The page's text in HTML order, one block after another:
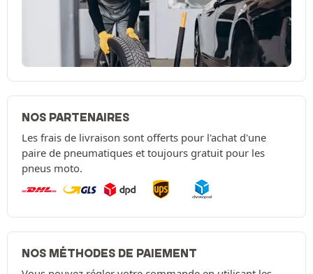
NOS PARTENAIRES
Les frais de livraison sont offerts pour l'achat d'une
paire de pneumatiques et toujours gratuit pour les
pneus moto.
NOS MÉTHODES DE PAIEMENT